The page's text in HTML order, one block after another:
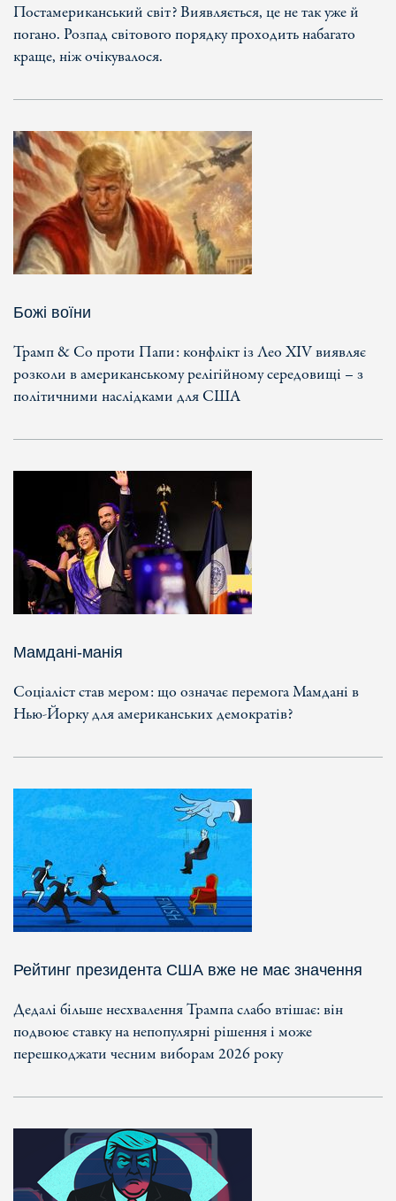
Постамериканський світ? Виявляється, це не так уже й
погано. Розпад світового порядку проходить набагато
краще, ніж очікувалося.
Божі воїни
Трамп & Co проти Папи: конфлікт із Лео XIV виявляє
розколи в американському релігійному середовищі – з
політичними наслідками для США
Мамдані-манія
Соціаліст став мером: що означає перемога Мамдані в
Нью-Йорку для американських демократів?
Рейтинг президента США вже не має значення
Дедалі більше несхвалення Трампа слабо втішає: він
подвоює ставку на непопулярні рішення і може
перешкоджати чесним виборам 2026 року